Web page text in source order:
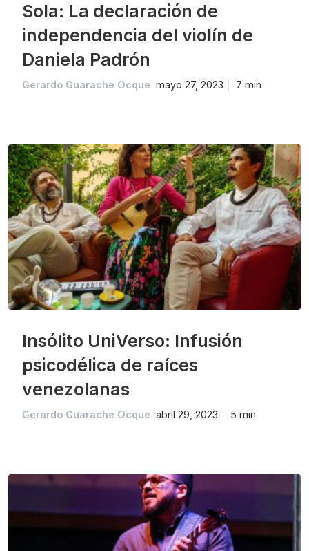
Sola: La declaración de
independencia del violín de
Daniela Padrón
Gerardo Guarache Ocque mayo 27, 2023 7 min
Insólito UniVerso: Infusión
psicodélica de raíces
venezolanas
Gerardo Guarache Ocque abril 29, 2023 5 min